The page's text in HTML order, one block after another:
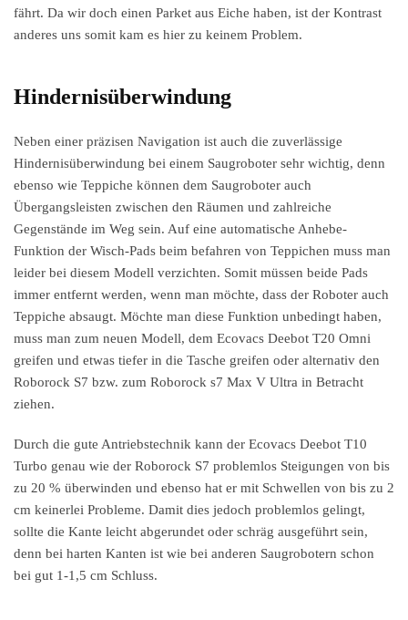
fährt. Da wir doch einen Parket aus Eiche haben, ist der Kontrast
anderes uns somit kam es hier zu keinem Problem.
Hindernisüberwindung
Neben einer präzisen Navigation ist auch die zuverlässige
Hindernisüberwindung bei einem Saugroboter sehr wichtig, denn
ebenso wie Teppiche können dem Saugroboter auch
Übergangsleisten zwischen den Räumen und zahlreiche
Gegenstände im Weg sein. Auf eine automatische Anhebe-
Funktion der Wisch-Pads beim befahren von Teppichen muss man
leider bei diesem Modell verzichten. Somit müssen beide Pads
immer entfernt werden, wenn man möchte, dass der Roboter auch
Teppiche absaugt. Möchte man diese Funktion unbedingt haben,
muss man zum neuen Modell, dem Ecovacs Deebot T20 Omni
greifen und etwas tiefer in die Tasche greifen oder alternativ den
Roborock S7 bzw. zum Roborock s7 Max V Ultra in Betracht
ziehen.
Durch die gute Antriebstechnik kann der Ecovacs Deebot T10
Turbo genau wie der Roborock S7 problemlos Steigungen von bis
zu 20 % überwinden und ebenso hat er mit Schwellen von bis zu 2
cm keinerlei Probleme. Damit dies jedoch problemlos gelingt,
sollte die Kante leicht abgerundet oder schräg ausgeführt sein,
denn bei harten Kanten ist wie bei anderen Saugrobotern schon
bei gut 1-1,5 cm Schluss.